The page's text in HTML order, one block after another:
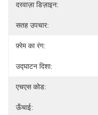
दरवाज़ा डिज़ाइन:
सतह उपचार:
फ़्रेम का रंग:
उद्घाटन दिशा:
एचएस कोड:
ऊँचाई: